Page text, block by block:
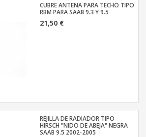
CUBRE ANTENA PARA TECHO TIPO
RBM PARA SAAB 9.3 Y 9.5
21,50 €
REJILLA DE RADIADOR TIPO
HIRSCH "NIDO DE ABEJA" NEGRA
SAAB 9.5 2002-2005